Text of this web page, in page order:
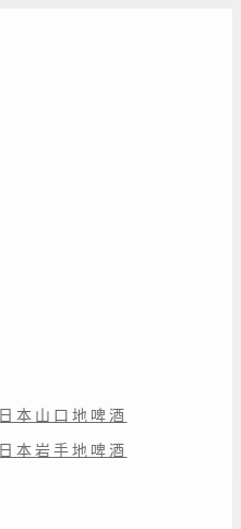
日本山口地啤酒
日本岩手地啤酒